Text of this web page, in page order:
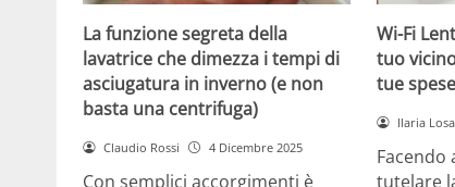
La funzione segreta della
lavatrice che dimezza i tempi di
asciugatura in inverno (e non
basta una centrifuga)
Claudio Rossi 4 Dicembre 2025
Con semplici accorgimenti è
Wi-Fi
tuo
tue spese
Ilaria
Facendo
tutelare